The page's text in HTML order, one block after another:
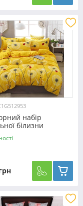
набір
білизни
із Бязі "Gold"
Черешенька™